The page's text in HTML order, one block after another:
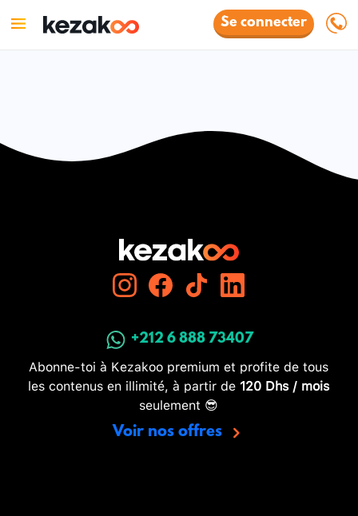
Se connecter
+212 6 888 73407
Abonne-toi à Kezakoo premium et profite de tous
les contenus en illimité, à partir de 120 Dhs / mois
seulement 😎
Voir nos offres